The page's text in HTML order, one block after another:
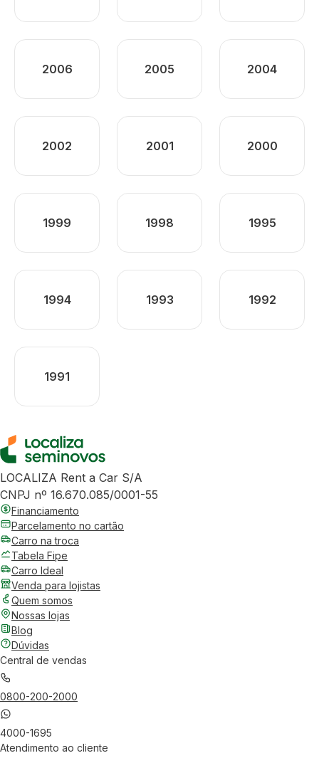
2006 2005 2004
2002 2001 2000
1999 1998 1995
1994 1993 1992
1991
LOCALIZA Rent a Car S/A
CNPJ nº 16.670.085/0001-55
Financiamento
Parcelamento no cartão
Carro na troca
Tabela Fipe
Carro Ideal
Venda para lojistas
Quem somos
Nossas lojas
Blog
Dúvidas
Central de vendas
0800-200-2000
4000-1695
Atendimento ao cliente